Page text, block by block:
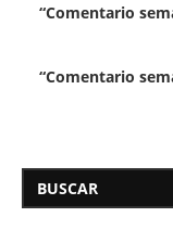
“Comentario
“Comentario
BUSCAR